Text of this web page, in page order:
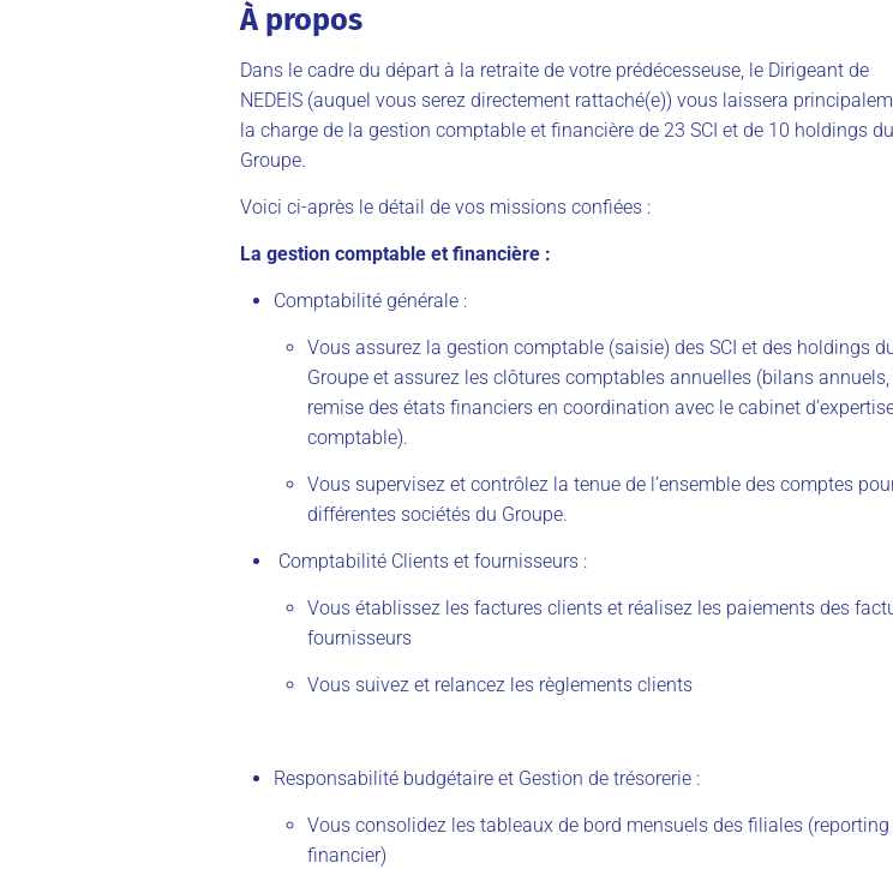
À propos
Dans le cadre du départ à la retraite de votre prédécesseuse, le Dirigeant de
NEDEIS (auquel vous serez directement rattaché(e)) vous laissera
la charge de la gestion comptable et financière de 23 SCI et de 10 holdings du
Groupe.
Voici ci-après le détail de vos missions confiées :
La gestion comptable et financière :
Comptabilité générale :
Vous assurez la gestion comptable (saisie) des SCI et des holdings
Groupe et assurez les clôtures comptables annuelles (bilans annuels,
remise des états financiers en coordination avec le cabinet
comptable).
Vous supervisez et contrôlez la tenue de l’ensemble des comptes
différentes sociétés du Groupe.
Comptabilité Clients et fournisseurs :
Vous établissez les factures clients et réalisez les paiements des
fournisseurs
Vous suivez et relancez les règlements clients
Responsabilité budgétaire et Gestion de trésorerie :
Vous consolidez les tableaux de bord mensuels des filiales (reporting
financier)